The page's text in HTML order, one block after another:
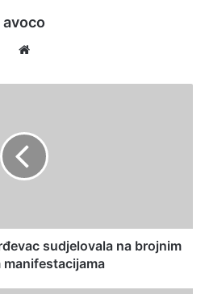
avoco
sudjelovala na brojnim
manifestacijama